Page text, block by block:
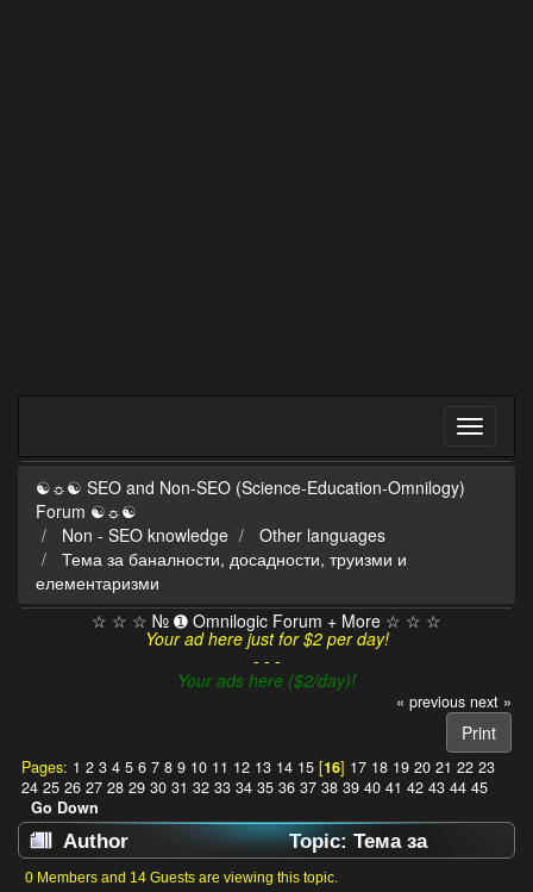
☯☼☯ SEO and Non-SEO (Science-Education-Omnilogy)
Forum ☯☼☯
Non - SEO knowledge
Other languages
Тема за баналности, досадности, труизми и
елементаризми
☆ ☆ ☆ № ➊ Omnilogic Forum + More ☆ ☆ ☆
Your ad here just for $2 per day!
- - -
Your ads here ($2/day)!
« previous next »
Print
Pages: 1 2 3 4 5 6 7 8 9 10 11 12 13 14 15[16] 17 18 19 20 21 22 23
24 25 26 27 28 29 30 31 32 33 34 35 36 37 38 39 40 41 42 43 44 45
Go Down
Author
Topic: Тема за
баналности, досадности, труизми и
0 Members and 14 Guests are viewing this topic.